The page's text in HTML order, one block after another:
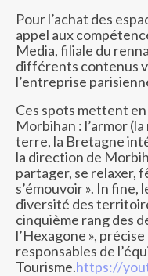
Pour l’achat des
appel aux
Media, filiale du
différents contenus
l’entreprise
Ces spots mettent
Morbihan : l’armor
terre, la Bretagne
la direction de
partager, se relaxer,
s’émouvoir ». In fine,
diversité des
cinquième rang des
l’Hexagone »,
responsables de
Tourisme.https://